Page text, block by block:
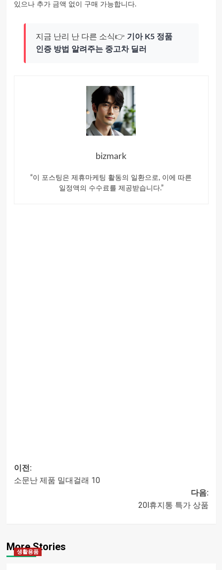
있으나 추가 금액 없이 구매 가능합니다.
지금 난리 난 다른 소식👉 기아 K5 정품
인증 방법 알려주는 중고차 딜러
bizmark
“이 포스팅은 제휴마케팅 활동의 일환으로, 이에 따른
일정액의 수수료를 제공받습니다.”
이전:
소문난 제품 밀대걸래 10
다음:
20l휴지통 특가 상품
More Stories
생활용품